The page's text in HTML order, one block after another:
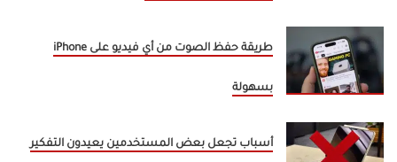
طريقة حفظ الصوت من أي فيديو على iPhone
بسهولة
أسباب تجعل بعض المستخدمين يعيدون التفكير